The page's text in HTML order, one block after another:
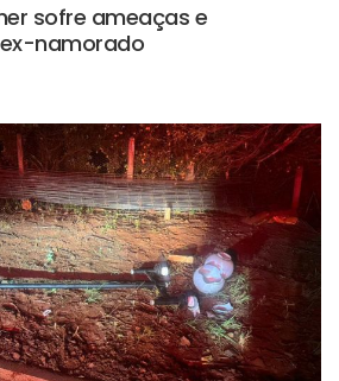
sofre ameaças e
namorado